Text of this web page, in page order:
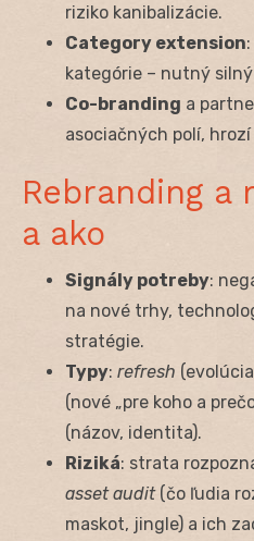
riziko kanibalizácie.
Category extension
kategórie – nutný silný
Co-branding a
asociačných polí,
Rebranding a
a ako
Signály potreby:
na nové trhy,
stratégie.
Typy: refresh
(nové „pre koho a
(názov, identita).
Riziká: strata
asset audit(čo ľudia
maskot, jingle) a ich